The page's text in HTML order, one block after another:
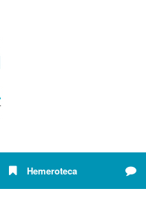
Hemeroteca